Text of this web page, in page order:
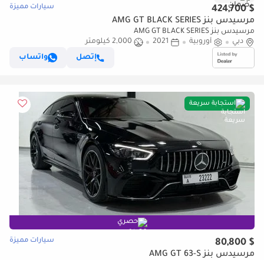
$ 424,700 سيارات مميزة
مرسيدس بنز AMG GT BLACK SERIES
مرسيدس بنز AMG GT BLACK SERIES
دبي
أوروبية 2021
2,000 كيلومتر
إتصل
واتساب
استجابة سريعة
حصري
$ 80,800 سيارات مميزة
مرسيدس بنز AMG GT 63-S